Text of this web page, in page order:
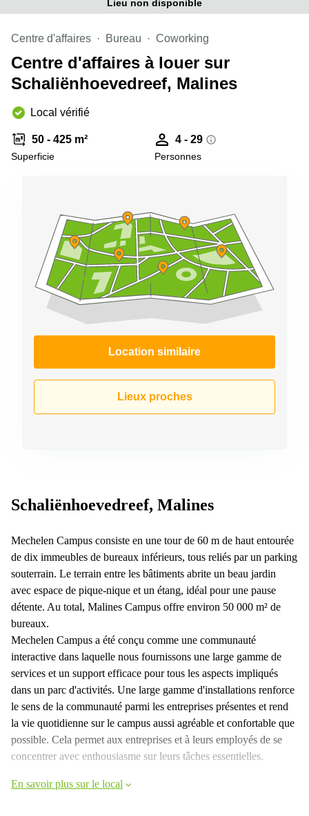
Lieu non disponible
Centre d'affaires Bureau Coworking
Centre d'affaires à louer sur
Schaliënhoevedreef, Malines
Local vérifié
50 - 425 m²
Superficie
4 - 29
Personnes
Location similaire
Lieux proches
Schaliënhoevedreef, Malines
Mechelen Campus consiste en une tour de 60 m de haut entourée
de dix immeubles de bureaux inférieurs, tous reliés par un parking
souterrain. Le terrain entre les bâtiments abrite un beau jardin
avec espace de pique-nique et un étang, idéal pour une pause
détente. Au total, Malines Campus offre environ 50 000 m² de
bureaux.
Mechelen Campus a été conçu comme une communauté
interactive dans laquelle nous fournissons une large gamme de
services et un support efficace pour tous les aspects impliqués
dans un parc d'activités. Une large gamme d'installations renforce
le sens de la communauté parmi les entreprises présentes et rend
la vie quotidienne sur le campus aussi agréable et confortable que
possible. Cela permet aux entreprises et à leurs employés de se
concentrer avec enthousiasme sur leurs tâches essentielles.
En savoir plus sur le local